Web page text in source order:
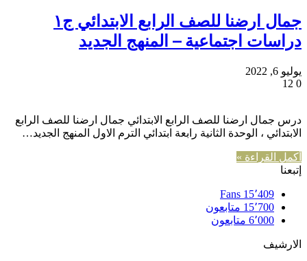
جمال ارضنا للصف الرابع الابتدائي ج١
دراسات اجتماعية – المنهج الجديد
يوليو 6, 2022
0
درس جمال ارضنا للصف الرابع الابتدائي جمال ارضنا للصف الرابع
الابتدائي ، الوحدة الثانية رابعة ابتدائي الترم الاول المنهج الجديد…
أكمل القراءة »
إتبعنا
15٬409 Fans
15٬700 متابعون
6٬000 متابعون
الارشيف